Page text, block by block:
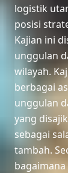
logistik
posisi
Kajian ini
unggulan
wilayah.
berbagai
unggulan
yang
sebagai
tambah.